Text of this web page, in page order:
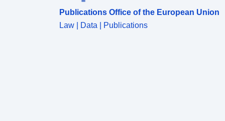
Publications Office of the European Union
Law | Data | Publications